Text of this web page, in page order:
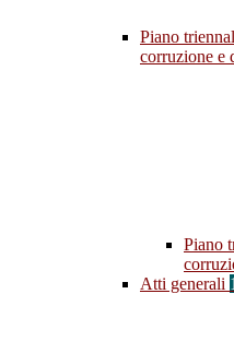
Piano
corruzione e
Piano
Atti generali